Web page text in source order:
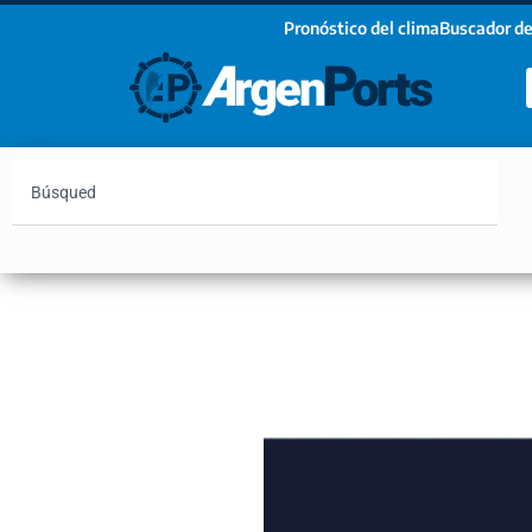
Pronóstico del climaBuscador
¡Sumate a nuestro Newsletter!
Email
Estoy de acuerdo con las condiciones y políticas